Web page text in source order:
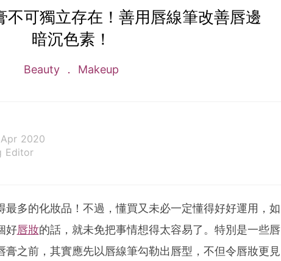
不可獨立存在！善用唇線筆改善唇邊
暗沉色素！
Beauty Makeup
2020
Editor
最多的化妝品！不過，懂買又未必一定懂得好好運用，如
好唇妝的話，就未免把事情想得太容易了。特別是一些唇
膏之前，其實應先以唇線筆勾勒出唇型，不但令唇妝更見